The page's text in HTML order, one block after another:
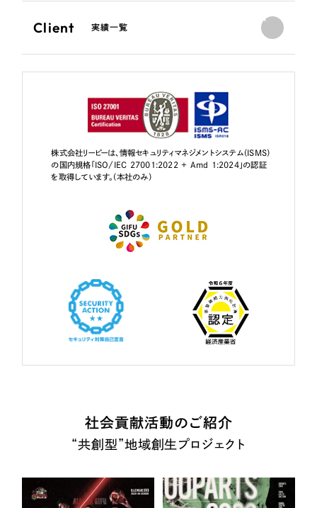
Client 実績一覧
株式会社リーピーは、情報セキュリティマネジメントシステム（ISMS）
の国内規格「ISO/IEC 27001:2022 + Amd 1:2024」の認証
を取得しています。（本社のみ）
社会貢献活動のご紹介
“共創型”地域創生プロジェクト